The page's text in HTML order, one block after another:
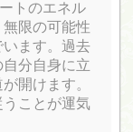
トのエネル
限の可能性
います。過去
分自身に立
開けます。
ことが運気